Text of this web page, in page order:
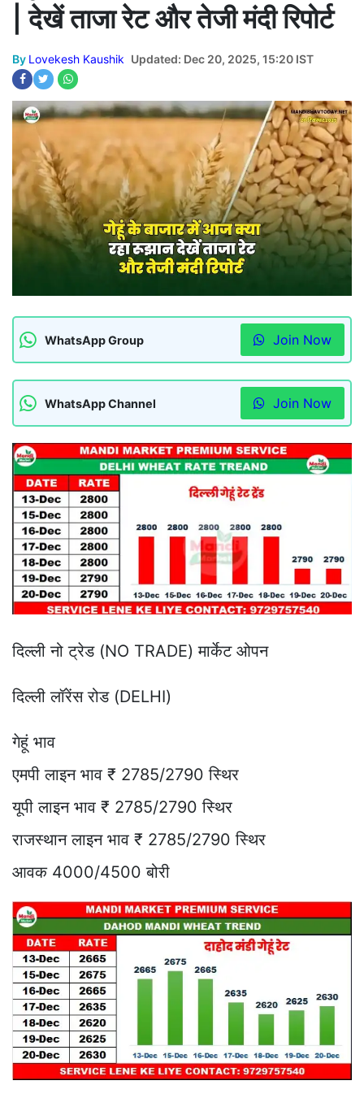
| देखें ताजा रेट और तेजी मंदी रिपोर्ट
By Lovekesh Kaushik Updated: Dec 20, 2025, 15:20 IST
WhatsApp Group Join Now
WhatsApp Channel Join Now
दिल्ली नो ट्रेड (NO TRADE) मार्केट ओपन
दिल्ली लॉरेंस रोड (DELHI)
गेहूं भाव
एमपी लाइन भाव ₹ 2785/2790 स्थिर
यूपी लाइन भाव ₹ 2785/2790 स्थिर
राजस्थान लाइन भाव ₹ 2785/2790 स्थिर
आवक 4000/4500 बोरी